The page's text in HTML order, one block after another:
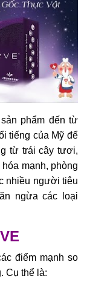
phẩm đến từ
tiếng của Mỹ để
từ trái cây tươi,
mạnh, phòng
nhiều người tiêu
ngừa các loại
điểm mạnh so
Cụ thể là: